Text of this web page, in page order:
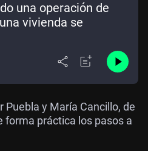
una operación de
vivienda se
y María Cancillo, de
forma práctica los pasos a